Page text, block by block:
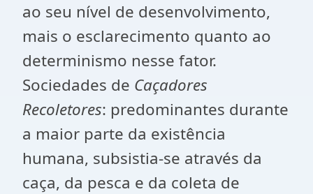
ao seu nível de desenvolvimento,
mais o esclarecimento quanto ao
determinismo nesse fator.
Sociedades de Caçadores
Recoletores: predominantes durante
a maior parte da existência
humana, subsistia-se através da
caça, da pesca e da coleta de